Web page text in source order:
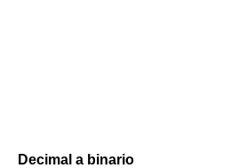
Decimal a binario